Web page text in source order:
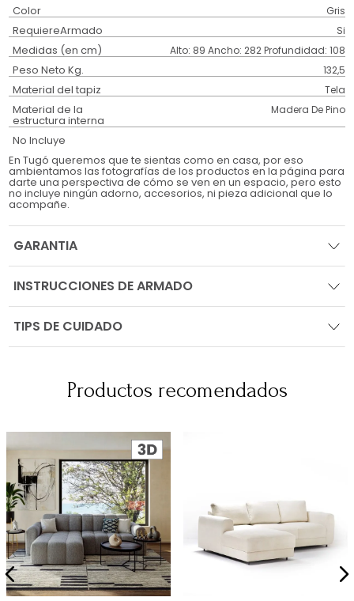
Color Gris
RequiereArmado Si
Medidas (en cm) Alto: 89 Ancho: 282 Profundidad: 108
Peso Neto Kg. 132,5
Material del tapiz Tela
Material de la
estructura interna
Madera De Pino
No Incluye
En Tugó queremos que te sientas como en casa, por eso
ambientamos las fotografías de los productos en la página para
darte una perspectiva de cómo se ven en un espacio, pero esto
no incluye ningún adorno, accesorios, ni pieza adicional que lo
acompañe.
GARANTIA
INSTRUCCIONES DE ARMADO
TIPS DE CUIDADO
Productos recomendados